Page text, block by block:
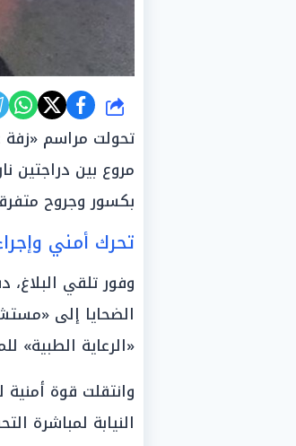
شارك
تحولت مراسم «زفة
بكسور وجروح
تحرك أمني
وفور تلقي البلاغ،
الضحايا إلى
«الرعاية الطبية»
وانتقلت قوة
النيابة لمباشرة